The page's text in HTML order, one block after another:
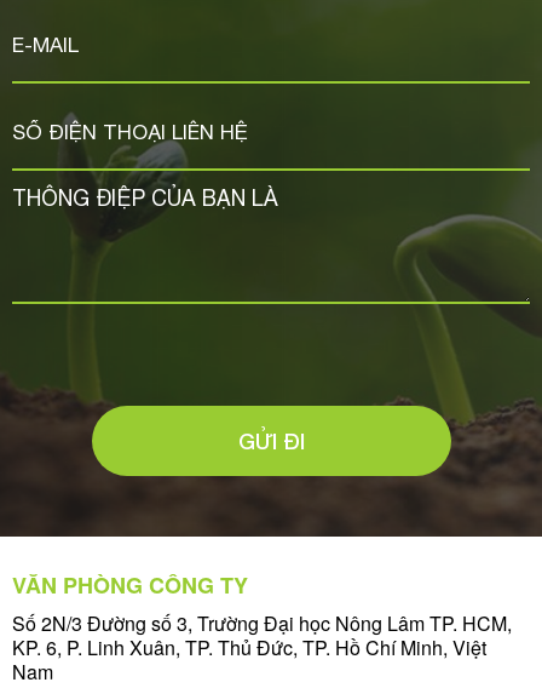
GỬI ĐI
VĂN PHÒNG CÔNG TY
Số 2N/3 Đường số 3, Trường Đại học Nông Lâm TP. HCM,
KP. 6, P. Linh Xuân, TP. Thủ Đức, TP. Hồ Chí Minh, Việt
Nam